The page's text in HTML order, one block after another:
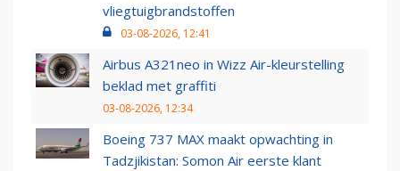
vliegtuigbrandstoffen
03-08-2026, 12:41
Airbus A321neo in Wizz Air-kleurstelling
beklad met graffiti
03-08-2026, 12:34
Boeing 737 MAX maakt opwachting in
Tadzjikistan: Somon Air eerste klant